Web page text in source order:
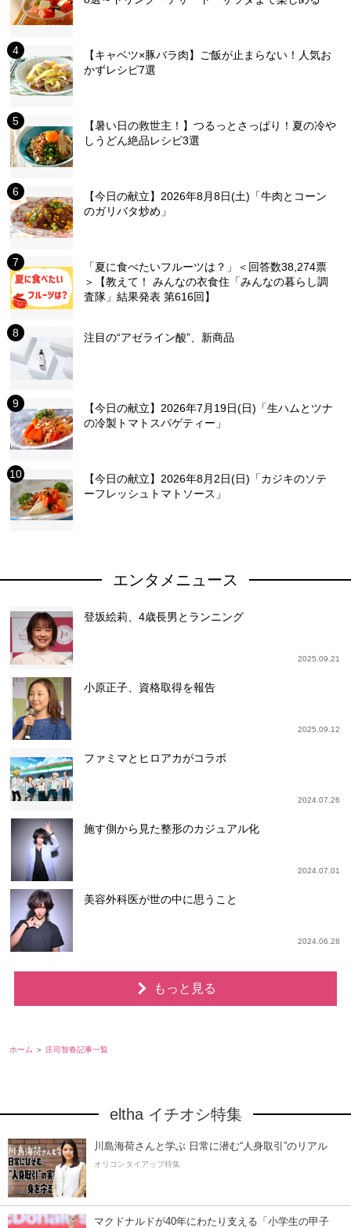
【キャベツ×豚バラ肉】ご飯が止まらない！人気お
かずレシピ7選
【暑い日の救世主！】つるっとさっぱり！夏の冷や
しうどん絶品レシピ3選
【今日の献立】2026年8月8日(土)「牛肉とコーン
のガリバタ炒め」
「夏に食べたいフルーツは？」＜回答数38,274票
＞【教えて！ みんなの衣食住「みんなの暮らし調
査隊」結果発表 第616回】
注目の“アゼライン酸”、新商品
【今日の献立】2026年7月19日(日)「生ハムとツナ
の冷製トマトスパゲティー」
【今日の献立】2026年8月2日(日)「カジキのソテ
ーフレッシュトマトソース」
エンタメニュース
登坂絵莉、4歳長男とランニング
2025.09.21
小原正子、資格取得を報告
2025.09.12
ファミマとヒロアカがコラボ
2024.07.26
施す側から見た整形のカジュアル化
2024.07.01
美容外科医が世の中に思うこと
2024.06.28
もっと見る
ホーム 庄司智春記事一覧
eltha イチオシ特集
川島海荷さんと学ぶ 日常に潜む“人身取引”のリアル
オリコンタイアップ特集
マクドナルドが40年にわたり支える「小学生の甲子